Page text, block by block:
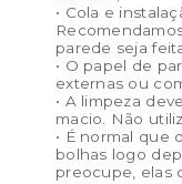
• Cola e
parede seja
• O papel de
externas ou
• A limpeza
macio. Não
• É normal que
bolhas logo
preocupe, elas